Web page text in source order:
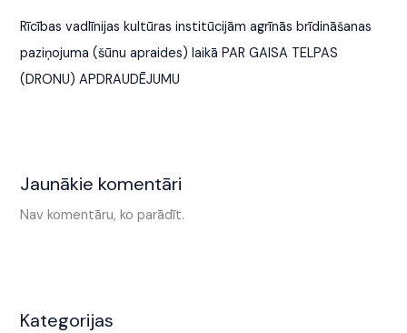
Rīcības vadlīnijas kultūras institūcijām agrīnās brīdināšanas
paziņojuma (šūnu apraides) laikā PAR GAISA TELPAS
(DRONU) APDRAUDĒJUMU
Jaunākie komentāri
Nav komentāru, ko parādīt.
Kategorijas